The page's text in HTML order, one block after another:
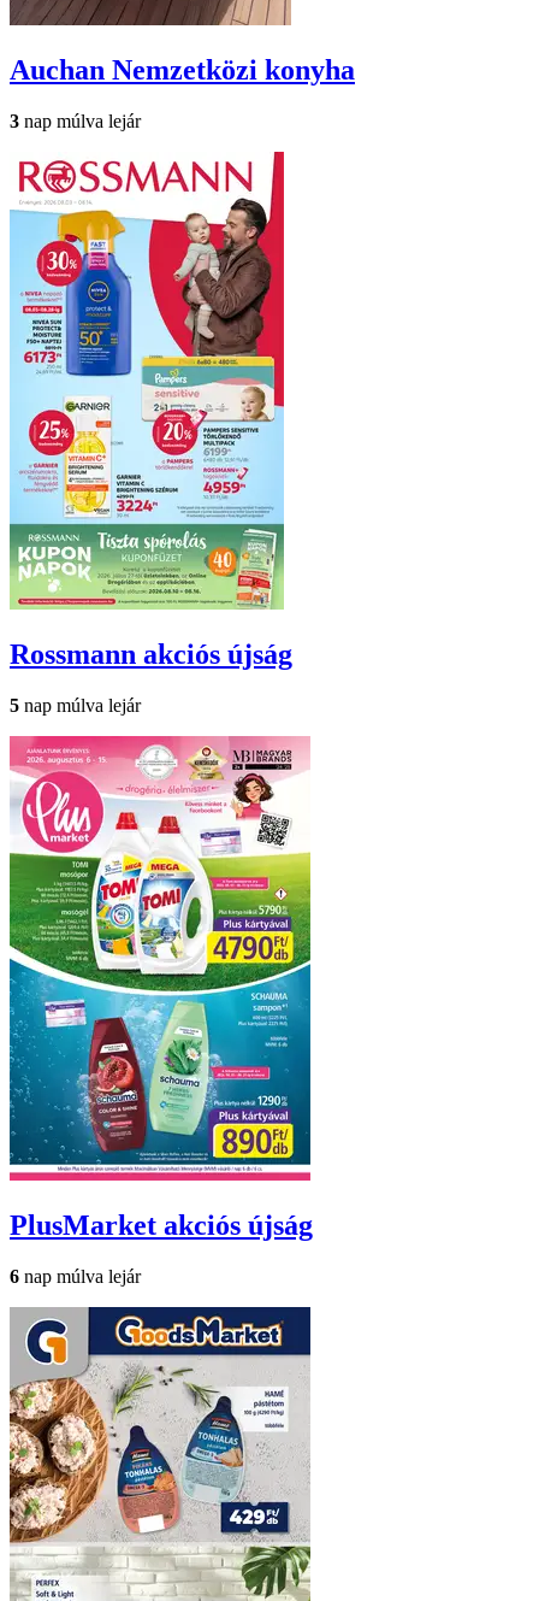
Auchan Nemzetközi konyha
3 nap múlva lejár
Rossmann akciós újság
5 nap múlva lejár
PlusMarket akciós újság
6 nap múlva lejár